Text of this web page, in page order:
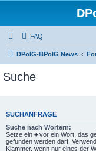
FAQ
DPolG-BPolG News
Suche
SUCHANFRAGE
Suche nach Wörtern:
Setze ein + vor ein Wort, das
gefunden werden darf.
Klammer, wenn nur eines der